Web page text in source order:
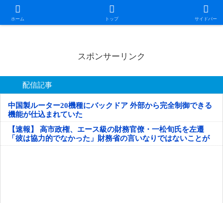
ホーム トップ サイドバー
日本第一！ニュース録
スポンサーリンク
配信記事
中国製ルーター20機種にバックドア 外部から完全制御できる
機能が仕込まれていた
【速報】 高市政権、エース級の財務官僚・一松旬氏を左遷
「彼は協力的でなかった」財務省の言いなりではないことが
判明